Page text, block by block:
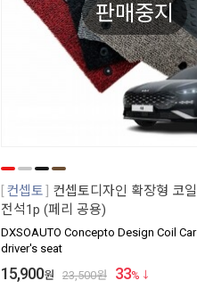
판매중지
컨셉토
컨셉토디자인 확장형 코
전석1p (페리 공용)
DXSOAUTO Concepto Design Coil
driver's seat
15,900원 23,500원 33%